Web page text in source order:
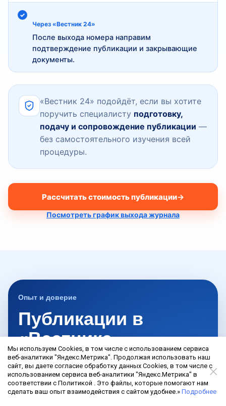
Через «Вестник 24»
После выхода номера направим
подтверждение публикации и закрывающие
документы.
«Вестник 24» подойдёт, если вы хотите
поручить специалисту подготовку,
подачу и сопровождение публикации —
без самостоятельного изучения всей
процедуры.
Рассчитать стоимость публикации→
Посмотреть график выхода журнала
Опыт и доверие
Публикации в
«Вестнике
государственной
регистрации» под
ключ
Мы используем Cookies, в том числе с использованием сервиса
веб-аналитики "Яндекс.Метрика". Продолжая использовать наш
сайт, вы даете согласие обработку данных Cookies, в том числе с
использованием сервиса веб-аналитики "Яндекс.Метрика" в
соответствии с Политикой . Это файлы, которые помогают нам
сделать ваш опыт взаимодействия с сайтом удобнее.» Подробнее